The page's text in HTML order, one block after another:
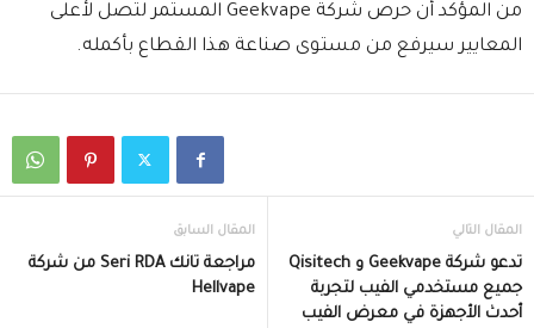
من المؤكد أن حرص شركة Geekvape المستمر لتصل لأعلى
المعايير سيرفع من مستوى صناعة هذا القطاع بأكمله.
المقال السابق
مراجعة تانك Seri RDA من شركة
Hellvape
المقال التالي
تدعو شركة Geekvape و Qisitech
جميع مستخدمي الفيب لتجربة
أحدث الأجهزة في معرض الفيب